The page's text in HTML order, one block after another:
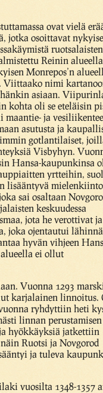
ovat vielä
jotka osoittavat
Reinin alueella
Monrepos’n
Viittaako nimi
asiaan.
kohta oli se eteläisin
ja
asutusta ja
gotlantilaiset,
Visbyhyn.
Hansa-kaupunkinsa
yrtteihin,
lisääntyvä mielenkiinto
sai osaltaan
keskuudessa
jota he verottivat
joka ojentautui lähinnä
hyvän vihjeen
ei ollut
Vuonna 1293
karjalainen linnoitus.
ryhdyttiin heti
linnan perustamisen
hyökkäyksiä jatkettiin
Ruotsi ja Novgorod
ja tuleva
vuosilta 1348-1357